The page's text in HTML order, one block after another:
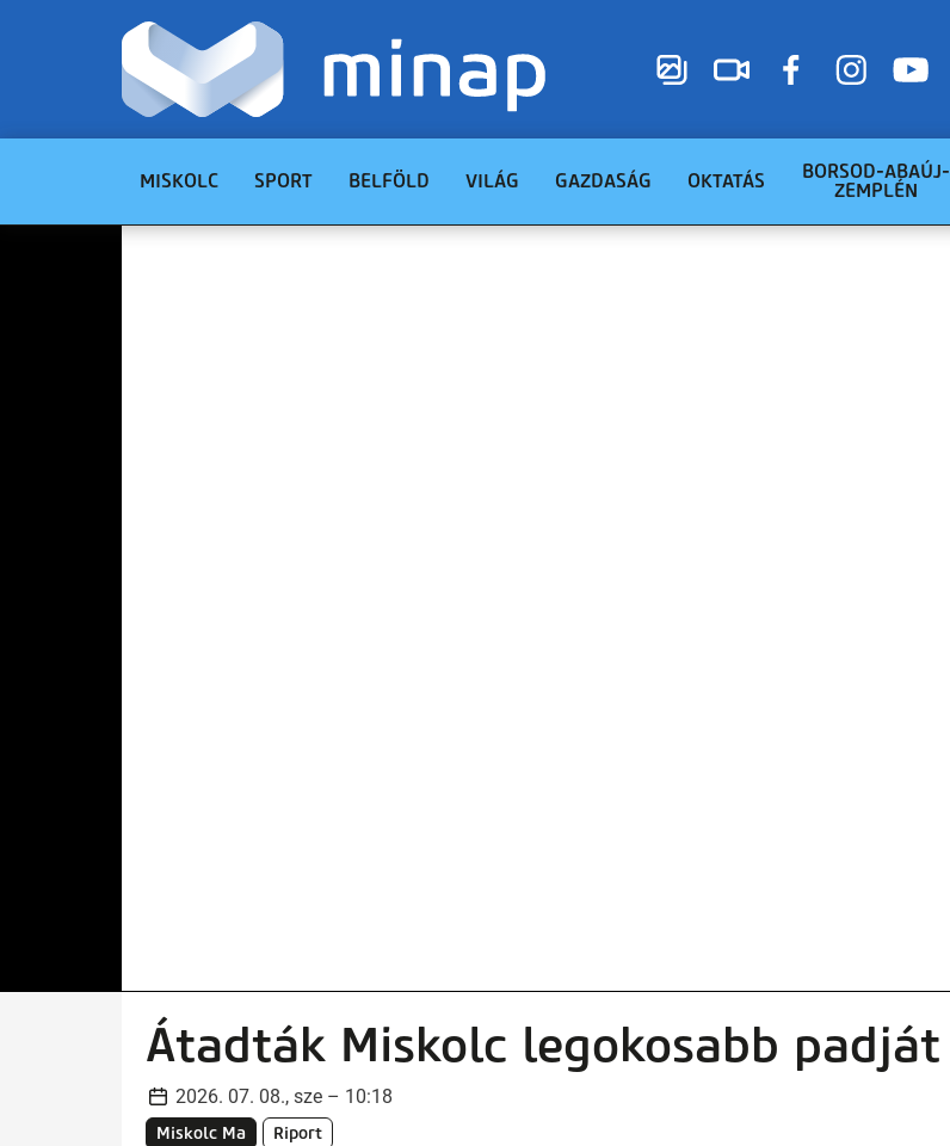
MISKOLC SPORT BELFÖLD VILÁG GAZDASÁG OKTATÁS
BORSOD-ABAÚJ-
ZEMPLÉN
Átadták Miskolc legokosabb padját
2026. 07. 08., sze – 10:18
Miskolc Ma Riport